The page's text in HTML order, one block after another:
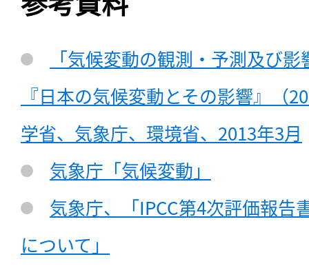
「気候変動の観測・予測及び
『日本の気候変動とその影響』（
学省、気象庁、環境省、2013年3月
気象庁「気候変動」
気象庁、「IPCC第4次評価報告
について」